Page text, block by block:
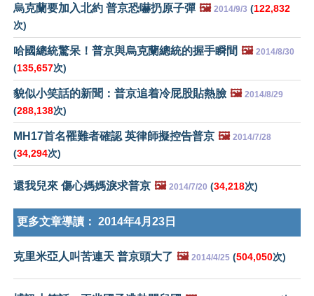
烏克蘭要加入北約 普京恐嚇扔原子彈 🖼️ 2014/9/3 (122,832
次)
哈國總統驚呆！普京與烏克蘭總統的握手瞬間 🖼️ 2014/8/30
(135,657次)
貌似小笑話的新聞：普京追着冷屁股貼熱臉 🖼️ 2014/8/29
(288,138次)
MH17首名罹難者確認 英律師擬控告普京 🖼️ 2014/7/28
(34,294次)
還我兒來 傷心媽媽淚求普京 🖼️ 2014/7/20 (34,218次)
更多文章導讀： 2014年4月23日
克里米亞人叫苦連天 普京頭大了 🖼️ 2014/4/25 (504,050次)